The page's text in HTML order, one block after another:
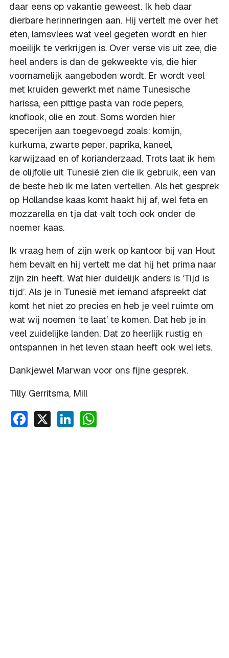
daar eens op vakantie geweest. Ik heb daar
dierbare herinneringen aan. Hij vertelt me over het
eten, lamsvlees wat veel gegeten wordt en hier
moeilijk te verkrijgen is. Over verse vis uit zee, die
heel anders is dan de gekweekte vis, die hier
voornamelijk aangeboden wordt. Er wordt veel
met kruiden gewerkt met name Tunesische
harissa, een pittige pasta van rode pepers,
knoflook, olie en zout. Soms worden hier
specerijen aan toegevoegd zoals: komijn,
kurkuma, zwarte peper, paprika, kaneel,
karwijzaad en of korianderzaad. Trots laat ik hem
de olijfolie uit Tunesië zien die ik gebruik, een van
de beste heb ik me laten vertellen. Als het gesprek
op Hollandse kaas komt haakt hij af, wel feta en
mozzarella en tja dat valt toch ook onder de
noemer kaas.
Ik vraag hem of zijn werk op kantoor bij van Hout
hem bevalt en hij vertelt me dat hij het prima naar
zijn zin heeft. Wat hier duidelijk anders is ‘Tijd is
tijd’. Als je in Tunesië met iemand afspreekt dat
komt het niet zo precies en heb je veel ruimte om
wat wij noemen ‘te laat’ te komen. Dat heb je in
veel zuidelijke landen. Dat zo heerlijk rustig en
ontspannen in het leven staan heeft ook wel iets.
Dankjewel Marwan voor ons fijne gesprek.
Tilly Gerritsma, Mill
Facebook
X LinkedIn